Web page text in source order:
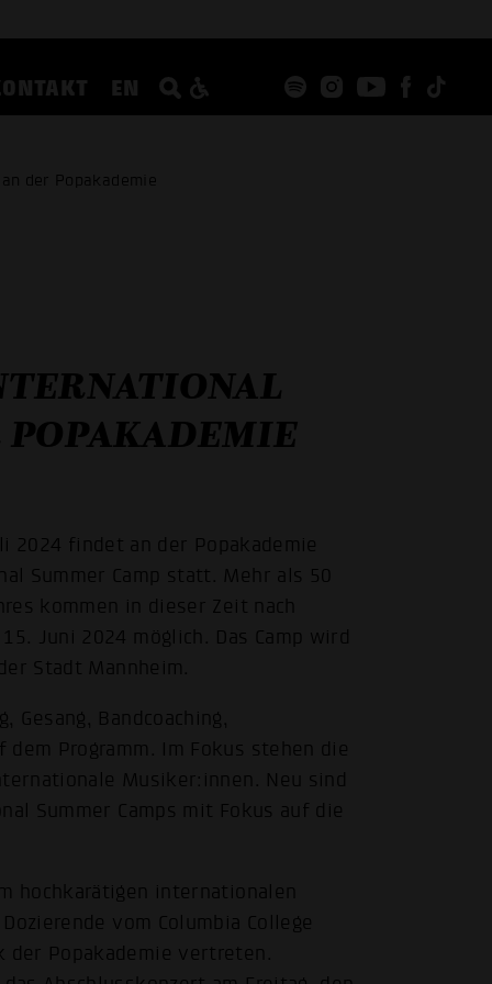
EN
der Popakademie
POPAKADEMIE
2024 findet an der Popakademie
Summer Camp statt. Mehr als 50
kommen in dieser Zeit nach
Juni 2024 möglich. Das Camp wird
Stadt Mannheim.
Gesang, Bandcoaching,
Programm. Im Fokus stehen die
Musiker:innen. Neu sind
Summer Camps mit Fokus auf die
hochkarätigen internationalen
vom Columbia College
der Popakademie vertreten.